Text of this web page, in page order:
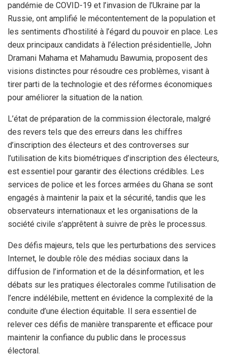
pandémie de COVID-19 et l’invasion de l’Ukraine par la
Russie, ont amplifié le mécontentement de la population et
les sentiments d’hostilité à l’égard du pouvoir en place. Les
deux principaux candidats à l’élection présidentielle, John
Dramani Mahama et Mahamudu Bawumia, proposent des
visions distinctes pour résoudre ces problèmes, visant à
tirer parti de la technologie et des réformes économiques
pour améliorer la situation de la nation.
L’état de préparation de la commission électorale, malgré
des revers tels que des erreurs dans les chiffres
d’inscription des électeurs et des controverses sur
l’utilisation de kits biométriques d’inscription des électeurs,
est essentiel pour garantir des élections crédibles. Les
services de police et les forces armées du Ghana se sont
engagés à maintenir la paix et la sécurité, tandis que les
observateurs internationaux et les organisations de la
société civile s’apprêtent à suivre de près le processus.
Des défis majeurs, tels que les perturbations des services
Internet, le double rôle des médias sociaux dans la
diffusion de l’information et de la désinformation, et les
débats sur les pratiques électorales comme l’utilisation de
l’encre indélébile, mettent en évidence la complexité de la
conduite d’une élection équitable. Il sera essentiel de
relever ces défis de manière transparente et efficace pour
maintenir la confiance du public dans le processus
électoral.